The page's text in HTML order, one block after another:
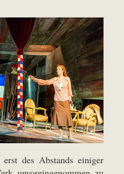
des Abstands einiger